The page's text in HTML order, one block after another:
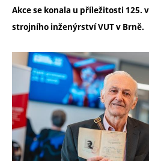
Akce se konala u příležitosti 125.
strojního inženýrství VUT v Brně.